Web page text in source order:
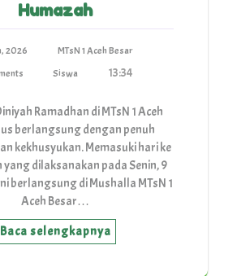
Humazah
2026
MTsN 1 Aceh Besar
Siswa 13:34
Ramadhan di MTsN 1 Aceh
berlangsung dengan penuh
kekhusyukan. Memasuki hari ke
yang dilaksanakan pada Senin, 9
berlangsung di Mushalla MTsN 1
Aceh Besar…
Baca selengkapnya